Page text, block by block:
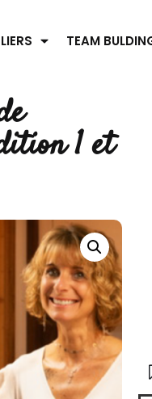
TEAM
1 et